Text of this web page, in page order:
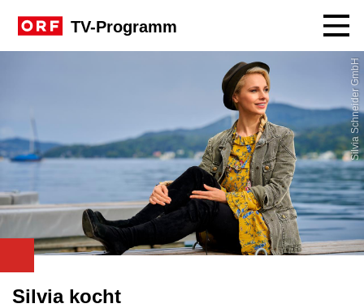
TV-Programm
Silvia Schneider GmbH
Silvia kocht